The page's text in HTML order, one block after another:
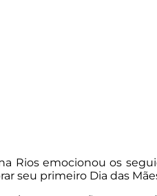
Riosemocionou os
seu primeiro Dia das